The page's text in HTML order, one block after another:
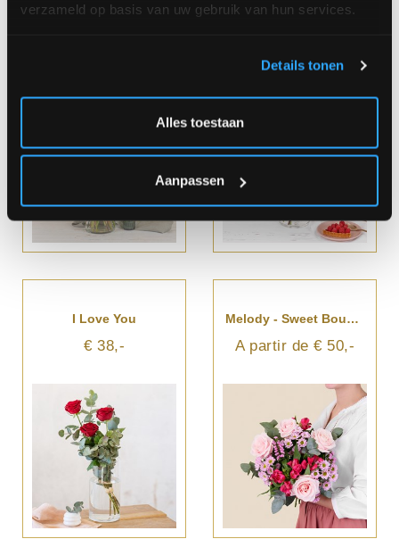
verzameld op basis van uw gebruik van hun services.
Details tonen
Alles toestaan
Aanpassen
A partir de € 55,-
I Love You
€ 38,-
Melody - Sweet Bouquet In Pink Tones
A partir de € 50,-